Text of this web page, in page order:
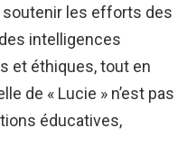
soutenir les efforts des
intelligences
et éthiques, tout en
de « Lucie » n’est pas
éducatives,